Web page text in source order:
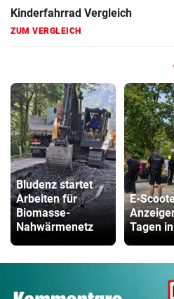
ZUM VERGLEICH
Fahrradanhänger Vergleich
ZUM VERGLEICH
Faszienrolle Vergleich
ZUM VERGLEICH
Hoverboard Vergleich
ZUM VERGLEICH
Kinderfahrrad Vergleich
Bludenz startet
Arbeiten für
Biomasse-
Nahwärmenetz
E-
Tagen